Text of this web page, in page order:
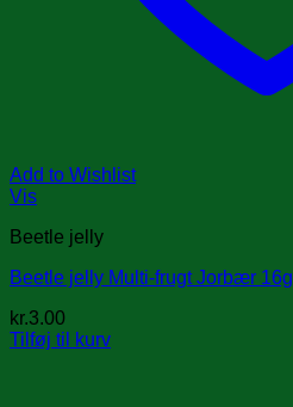
Add to Wishlist
Vis
Beetle jelly
Beetle jelly Multi-frugt Jorbær 16g
kr.3.00
Tilføj til kurv